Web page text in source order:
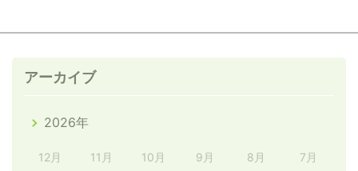
アーカイブ
2026年
12月 11月 10月 9月 8月 7月